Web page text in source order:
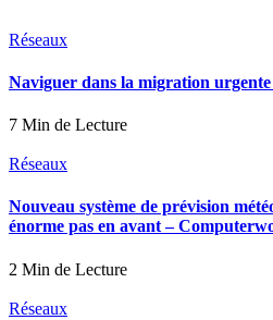
Réseaux
Naviguer dans la migration urgente
7 Min de Lecture
Réseaux
Nouveau système de prévision
énorme pas en avant –
2 Min de Lecture
Réseaux